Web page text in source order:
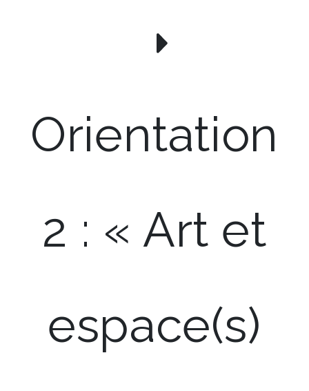
Orientation
2 : « Art et
espace(s)